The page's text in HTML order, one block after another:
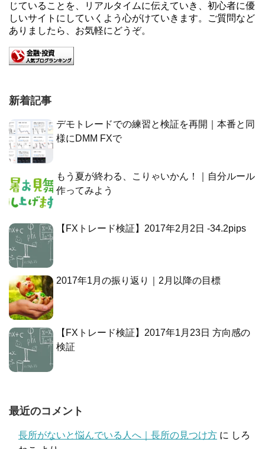
じていることを、リアルタイムに伝えていき、初心者に優
しいサイトにしていくよう心がけていきます。ご質問など
ありましたら、お気軽にどうぞ。
新着記事
デモトレードでの練習と検証を再開｜本番と同
様にDMM FXで
もう夏が終わる、こりゃいかん！｜自分ルール
作ってみよう
【FXトレード検証】2017年2月2日 -34.2pips
2017年1月の振り返り｜2月以降の目標
【FXトレード検証】2017年1月23日 方向感の
検証
最近のコメント
長所がないと悩んでいる人へ｜長所の見つけ方 に しろ